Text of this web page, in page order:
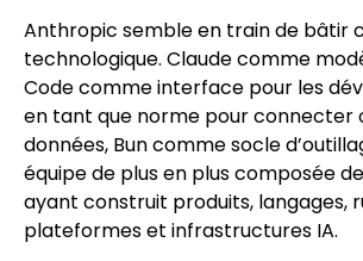
Anthropic semble en train de bâtir
technologique. Claude comme
Code comme interface pour les
en tant que norme pour connecter
données, Bun comme socle
équipe de plus en plus composée
ayant construit produits, langages,
plateformes et infrastructures IA.